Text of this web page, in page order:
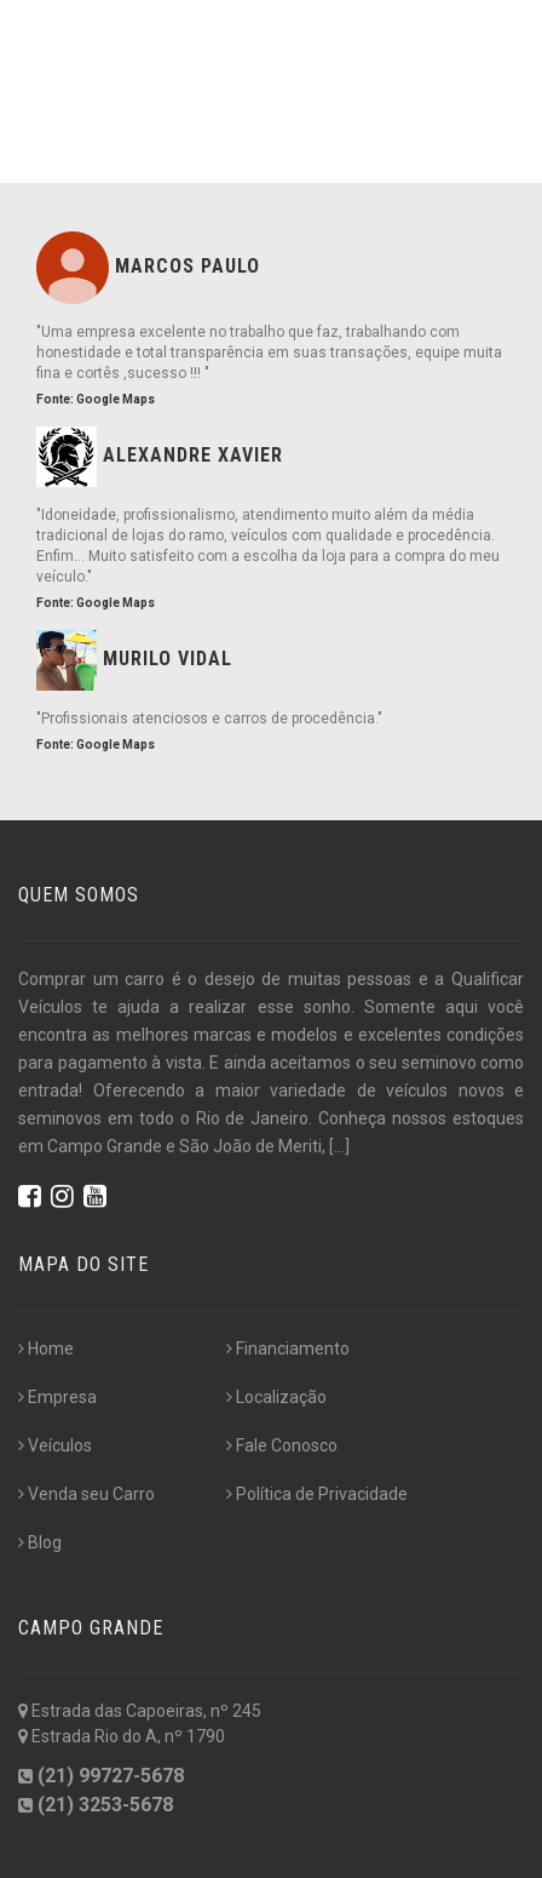
MARCOS PAULO
"Uma empresa excelente no trabalho que faz, trabalhando com
honestidade e total transparência em suas transações, equipe muita
fina e cortês ,sucesso !!! "
Fonte: Google Maps
ALEXANDRE XAVIER
"Idoneidade, profissionalismo, atendimento muito além da média
tradicional de lojas do ramo, veículos com qualidade e procedência.
Enfim... Muito satisfeito com a escolha da loja para a compra do meu
veículo."
Fonte: Google Maps
MURILO VIDAL
"Profissionais atenciosos e carros de procedência."
Fonte: Google Maps
QUEM SOMOS
Comprar um carro é o desejo de muitas pessoas e a Qualificar
Veículos te ajuda a realizar esse sonho. Somente aqui você
encontra as melhores marcas e modelos e excelentes condições
para pagamento à vista. E ainda aceitamos o seu seminovo como
entrada! Oferecendo a maior variedade de veículos novos e
seminovos em todo o Rio de Janeiro. Conheça nossos estoques
em Campo Grande e São João de Meriti,
MAPA DO SITE
Home
Empresa
Veículos
Venda seu Carro
Blog
Financiamento
Localização
Fale Conosco
Política de Privacidade
CAMPO GRANDE
Estrada das Capoeiras, nº 245
Estrada Rio do A, nº 1790
(21) 99727-5678
(21) 3253-5678